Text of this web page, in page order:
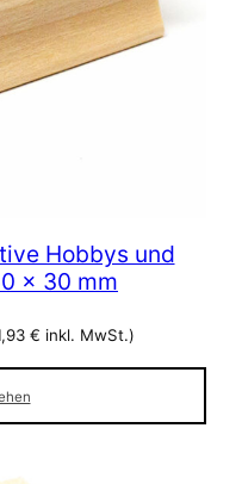
Hobbys und
x 30 mm
€ inkl. MwSt.)